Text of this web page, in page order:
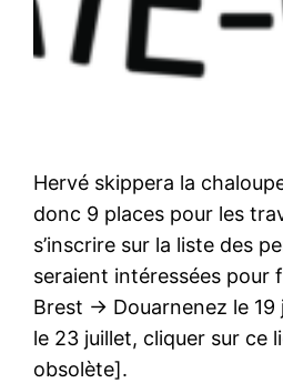
Hervé skippera la
donc 9 places pour les
s’inscrire sur la liste des
seraient intéressées pour
Brest -> Douarnenez le
le 23 juillet, cliquer sur ce
obsolète].